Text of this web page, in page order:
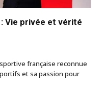
Vie privée et vérité
française reconnue
et sa passion pour